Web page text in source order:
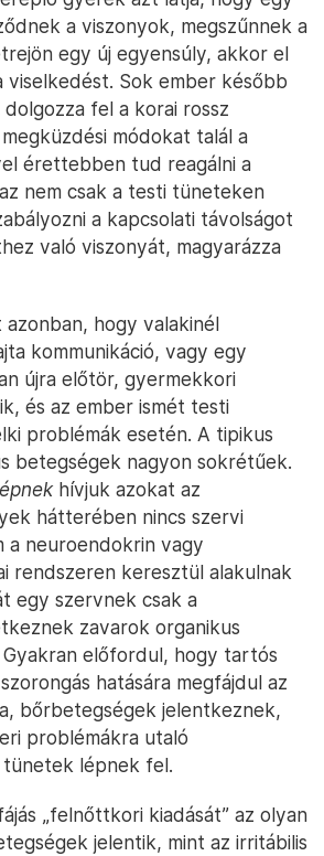
a viszonyok, megszűnnek a
egy új egyensúly, akkor el
viselkedést. Sok ember később
fel a korai rossz
módokat talál a
érettebben tud reagálni a
nem csak a testi tüneteken
a kapcsolati távolságot
való viszonyát, magyarázza
hogy valakinél
kommunikáció, vagy egy
újra előtör, gyermekkori
és az ember ismét testi
problémák esetén. A tipikus
betegségek nagyon sokrétűek.
hívjuk azokat az
hátterében nincs szervi
a neuroendokrin vagy
rendszeren keresztül alakulnak
egy szervnek csak a
zavarok organikus
előfordul, hogy tartós
hatására megfájdul az
bőrbetegségek jelentkeznek,
problémákra utaló
tünetek lépnek fel.
„felnőttkori kiadását” az olyan
jelentik, mint az irritábilis